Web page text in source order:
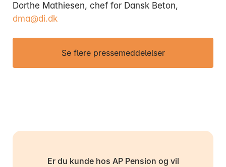
Dorthe Mathiesen, chef for Dansk Beton,
dma@di.dk
Se flere pressemeddelelser
Er du kunde hos AP Pension og vil